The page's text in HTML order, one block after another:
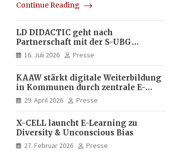
Continue Reading
LD DIDACTIC geht nach
Partnerschaft mit der S-UBG
vollständig in Unternehmerhand
16. Juli 2026 Presse
KAAW stärkt digitale Weiterbildung
in Kommunen durch zentrale E-
Learning Plattform von X-CELL
29. April 2026 Presse
X-CELL launcht E-Learning zu
Diversity & Unconscious Bias
27. Februar 2026 Presse